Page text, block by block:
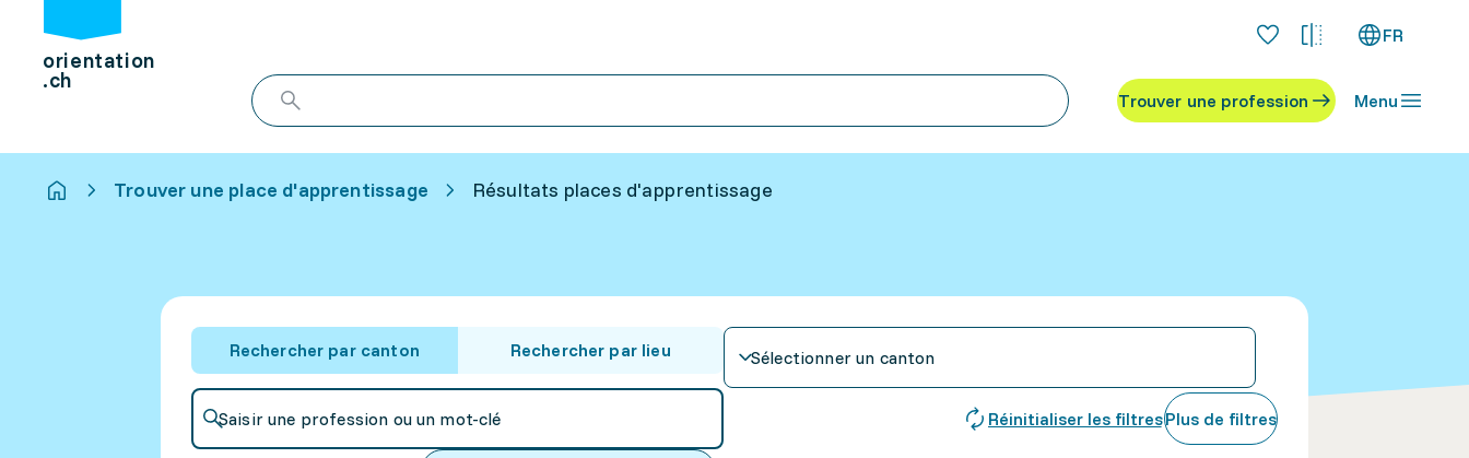
orientation
.ch
FR
Trouver une profession Menu
Trouver une place d'apprentissage Résultats places d'apprentissage
Rechercher par canton Rechercher par lieu Sélectionner un canton
Saisir une profession ou un mot-clé Réinitialiser les filtresPlus de filtres